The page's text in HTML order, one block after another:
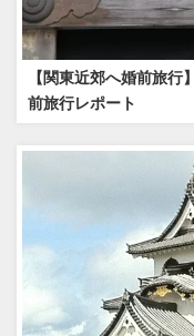
【関東近郊へ婚前旅行
前旅行レポート